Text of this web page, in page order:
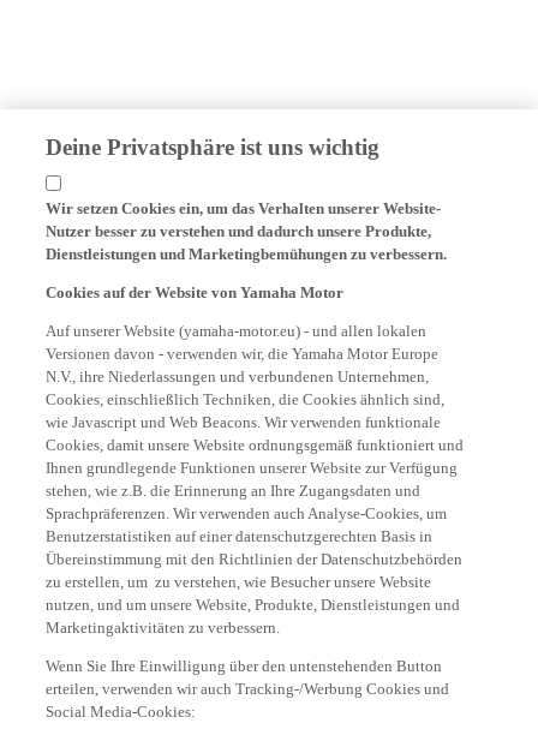
Deine Privatsphäre ist uns wichtig
Wir setzen Cookies ein, um das Verhalten unserer Website-
Nutzer besser zu verstehen und dadurch unsere Produkte,
Dienstleistungen und Marketingbemühungen zu verbessern.
Cookies auf der Website von Yamaha Motor
Auf unserer Website (yamaha-motor.eu) - und allen lokalen
Versionen davon - verwenden wir, die Yamaha Motor Europe
N.V., ihre Niederlassungen und verbundenen Unternehmen,
Cookies, einschließlich Techniken, die Cookies ähnlich sind,
wie Javascript und Web Beacons. Wir verwenden funktionale
Cookies, damit unsere Website ordnungsgemäß funktioniert und
Ihnen grundlegende Funktionen unserer Website zur Verfügung
stehen, wie z.B. die Erinnerung an Ihre Zugangsdaten und
Sprachpräferenzen. Wir verwenden auch Analyse-Cookies, um
Benutzerstatistiken auf einer datenschutzgerechten Basis in
Übereinstimmung mit den Richtlinien der Datenschutzbehörden
zu erstellen, um zu verstehen, wie Besucher unsere Website
nutzen, und um unsere Website, Produkte, Dienstleistungen und
Marketingaktivitäten zu verbessern.
Wenn Sie Ihre Einwilligung über den untenstehenden Button
erteilen, verwenden wir auch Tracking-/Werbung Cookies und
Social Media-Cookies: